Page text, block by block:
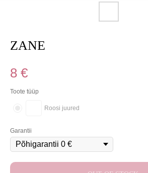
ZANE
8 €
Toote tüüp
Roosi juured
Garantii